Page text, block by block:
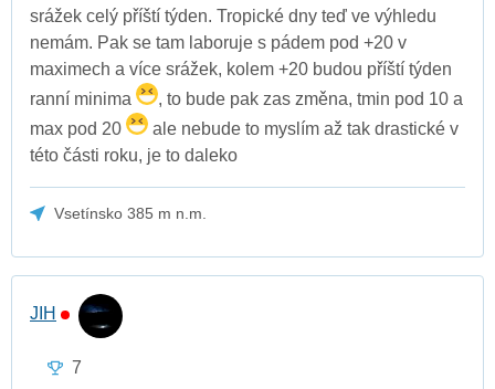
srážek celý příští týden. Tropické dny teď ve výhledu
nemám. Pak se tam laboruje s pádem pod +20 v
maximech a více srážek, kolem +20 budou příští týden
ranní minima
, to bude pak zas změna, tmin pod 10 a
max pod 20
ale nebude to myslím až tak drastické v
této části roku, je to daleko
Vsetínsko 385 m n.m.
JIH
7